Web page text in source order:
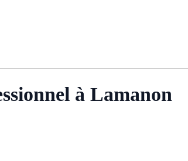
à Lamanon